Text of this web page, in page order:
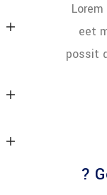
eet
possit